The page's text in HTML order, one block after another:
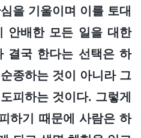
을 기울이며 이를 토대
안배한 모든 일을 대한
결국 한다는 선택은 하
종하는 것이 아니라 그
피하는 것이다. 그렇게
하기 때문에 사람은 하